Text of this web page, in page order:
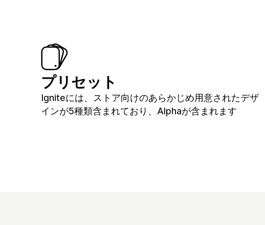
プリセット
Igniteには、ストア向けのあらかじめ用意されたデザ
インが5種類含まれており、Alphaが含まれます